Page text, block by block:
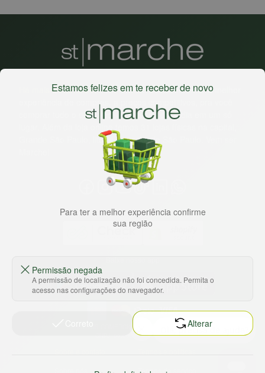
Há mais de 22 anos, o St. Marche busca oferecer a melhor
experiência de compras, a preços competitivos, pra você
comprar tudo o que precisa para seu dia a dia em um só
lugar. Além da loja online temos 31 lojas físicas na capital,
Grande São Paulo, litoral e interior de São Paulo. Vem ser
HORTUS COMERCIO DE ALIMENTOS S.A
CNPJ: 09.000.493/0002-15
Termos de serviço
Estamos felizes em te receber de novo
Para ter a melhor experiência confirme
sua região
Permissão negada
A permissão de localização não foi concedida. Permita o
acesso nas configurações do navegador.
Alterar